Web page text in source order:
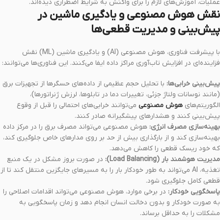
عملیات، آموزش‌های لازم را برای واکنش به شرایط اضطراری دیده‌اند.
نقش هوش مصنوعی و یادگیری ماشین در
پیش‌بینی و مدیریت قطعی‌ها
با پیشرفت فناوری، هوش مصنوعی (AI) و یادگیری ماشین (ML) نقش
فزاینده‌ای در افزایش تاب‌آوری مراکز داده ایفا می‌کنند. این فناوری‌ها می‌توانند:
پیش‌بینی خرابی‌ها: با تحلیل حجم عظیمی از داده‌های حسگرها از تجهیزات برق
(مانند نوسانات ولتاژ جزئی، تغییرات دما در تابلوها، لرزش ژنراتورها)،
الگوریتم‌های هوش مصنوعی می‌توانند خرابی‌های احتمالی را قبل از وقوع
پیش‌بینی کنند و هشدارهای پیشگیرانه صادر کنند.
بهینه‌سازی مصرف انرژی: هوش مصنوعی می‌تواند مصرف برق را در مرکز داده
بهینه‌سازی کند و از بارگذاری بیش از حد بر روی مدارهای خاص جلوگیری کند،
که خود ریسک قطعی را کاهش می‌دهد.
مدیریت هوشمند بار (Load Balancing):
در صورت بروز مشکل در یک منبع
تغذیه، AI می‌تواند به طور خودکار بار را به مسیرهای جایگزین منتقل کند تا از
قطعی کامل جلوگیری شود.
پاسخگویی خودکار: در برخی موارد، هوش مصنوعی می‌تواند اقدامات اصلاحی را
به صورت خودکار و بدون دخالت انسان انجام دهد و زمان پاسخگویی به
مشکلات را به حداقل برساند.